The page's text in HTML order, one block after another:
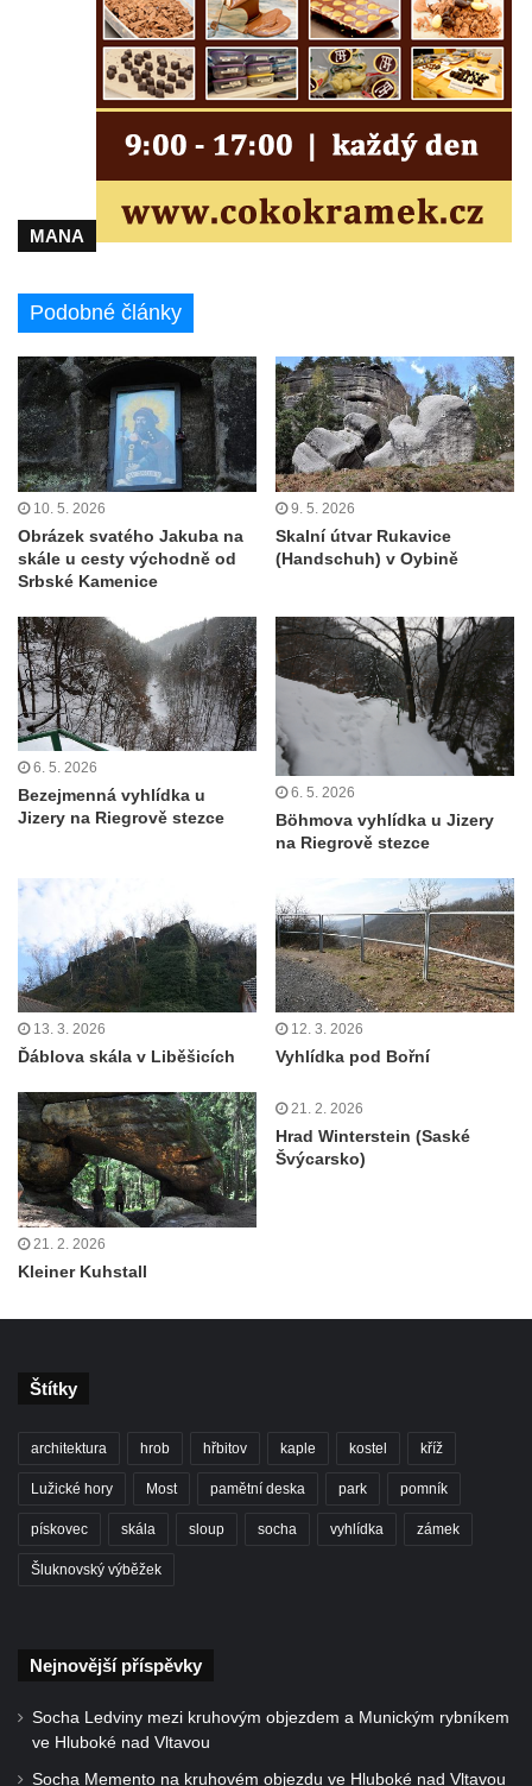
Švarcvaldská skalní brána ve Skalním
divadle u Hamru na Jezeře
Bořeňská vyhlídka na Radovesické výsypce
Geopark VlnoKam u Brozan nad Ohří
Jeskyně Pusté kostely u Svitavy
Vyhlídka ve Svojkovských skalách
Jeskyně Poustevna u Svojkova
Skalní okna Kolonáda u Svojkova
Slavíček
Jeskyně Staré časy u Svojkova
Hlídková jeskyně u Svojkova
Klíč
Sluj českých bratří a Symbolický hrob
českých bratří
Besedická vyhlídka (na Vysoké skále)
Kinského vyhlídka (Besedické skály)
Vyhlídka Kde domov můj (Besedické skály)
Jeskyně Matěje Krocínovského v
Besedických skalách
Husníkova vyhlídka (Besedické skály)
Hořákova vyhlídka (Besedické skály)
Masarykova vyhlídka (Besedické skály)
Vyhlídka Sokol (Besedické skály)
Lafitova vyhlídka pod Křížovou horou
Vyhlídka pod Křížovou horou u Pohořan
Hraběcí vyhlídka u Rabštejna nad Střelou
Bořeň
Vyhlídka na Chřibském (Kamzičím) vrchu
Kamenická vyhlídka
Vyhlídka jihovýchodně od Manušic u
cyklostezky Varhany
Vyhlídka nad jezírkem v Srbské Kamenici
Vyhlídka Jaroslava Srby
Vyhlídky na Řípu (Mělnická, Roudnická,
Pražská)
Skalní brána Lesní kaple
Růžová vyhlídka nad kaňonem Labe
Vyhlídky na trase Naučné stezky Větruše-
Vrkoč
Humboldtova vyhlídka u Větruše v Ústí nad
MANA
Podobné články
10. 5. 2026
Obrázek svatého Jakuba na
skále u cesty východně od
Srbské Kamenice
9. 5. 2026
Skalní útvar Rukavice
(Handschuh) v Oybině
6. 5. 2026
Bezejmenná vyhlídka u
Jizery na Riegrově stezce
6. 5. 2026
Böhmova vyhlídka u Jizery
na Riegrově stezce
13. 3. 2026
Ďáblova skála v Liběšicích
12. 3. 2026
Vyhlídka pod Bořní
21. 2. 2026
Kleiner Kuhstall
21. 2. 2026
Hrad Winterstein (Saské
Švýcarsko)
Štítky
architektura hrob hřbitov kaple kostel kříž
Lužické hory Most pamětní deska park pomník
pískovec skála sloup socha vyhlídka zámek
Šluknovský výběžek
Nejnovější příspěvky
Socha Ledviny mezi kruhovým objezdem a Munickým rybníkem
ve Hluboké nad Vltavou
Socha Memento na kruhovém objezdu ve Hluboké nad Vltavou